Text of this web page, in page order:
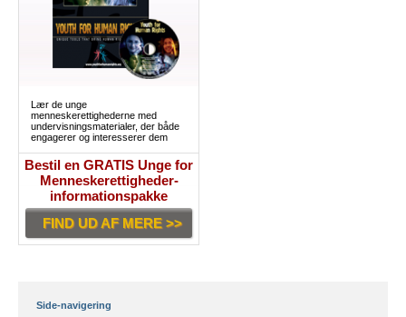
Lær de unge
menneskerettighederne med
undervisningsmaterialer, der både
engagerer og interesserer dem
Bestil en GRATIS Unge for
Menneskerettigheder-
informationspakke
FIND UD AF MERE >>
Side-navigering